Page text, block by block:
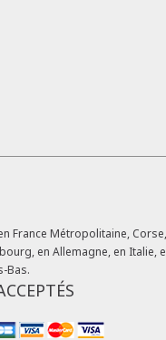
France Métropolitaine,
en Allemagne, en Italie,
Bas.